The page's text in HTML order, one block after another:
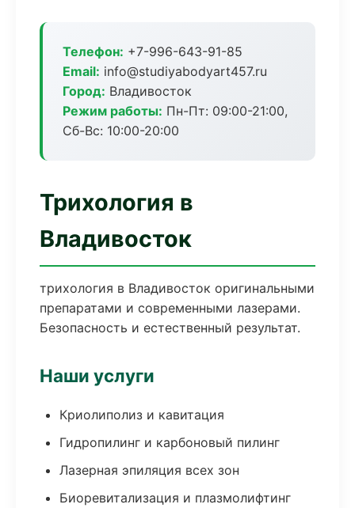
Телефон: +7-996-643-91-85
Email: info@studiyabodyart457.ru
Город: Владивосток
Режим работы: Пн-Пт: 09:00-21:00,
Сб-Вс: 10:00-20:00
Трихология в
Владивосток
трихология в Владивосток оригинальными
препаратами и современными лазерами.
Безопасность и естественный результат.
Наши услуги
Криолиполиз и кавитация
Гидропилинг и карбоновый пилинг
Лазерная эпиляция всех зон
Биоревитализация и плазмолифтинг